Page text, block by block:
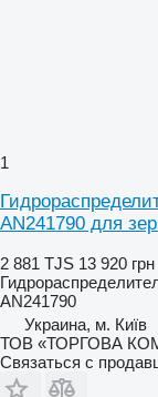
1
AN241790 для
2 881 TJS 13 920 грн
AN241790
Украина, м. Київ
ТОВ «ТОРГОВА
Связаться с